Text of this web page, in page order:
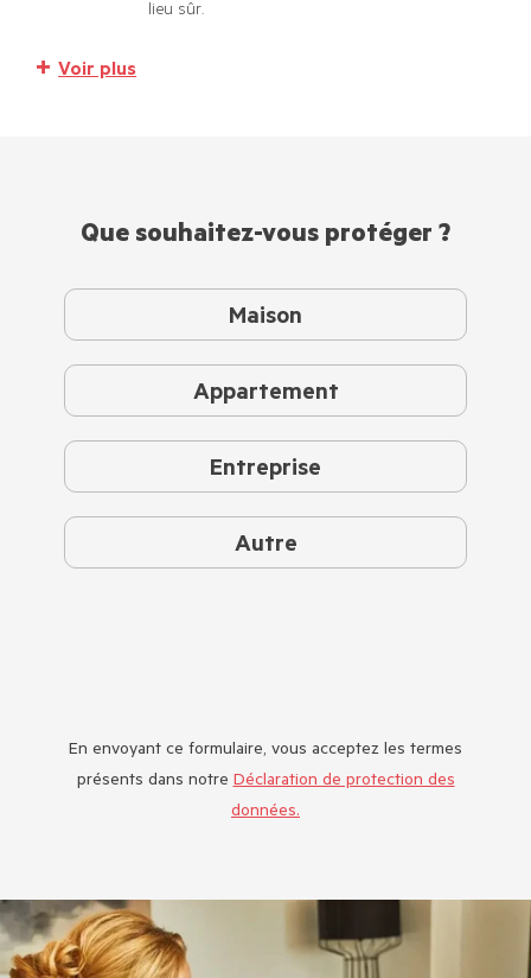
lieu sûr.
Voir plus
Que souhaitez-vous protéger ?
Maison
Appartement
Entreprise
Autre
En envoyant ce formulaire, vous acceptez les termes
présents dans notreDéclaration de protection des
données.